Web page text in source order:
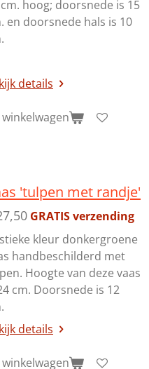
hoog; doorsnede is 15
en doorsnede hals is 10
details
winkelwagen
'tulpen met randje'
GRATIS verzending
kleur donkergroene
handbeschilderd met
Hoogte van deze vaas
cm. Doorsnede is 12
details
winkelwagen